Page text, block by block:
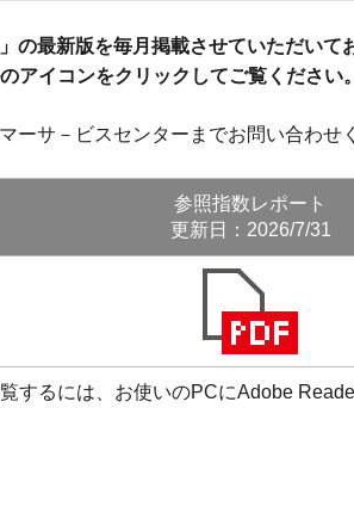
の最新版を毎月掲載させていただい
アイコンをクリックしてご覧ください。
ーサ－ビスセンターまでお問い合わせ
参照指数レポート
更新日：2026/7/31
するには、お使いのPCにAdobe